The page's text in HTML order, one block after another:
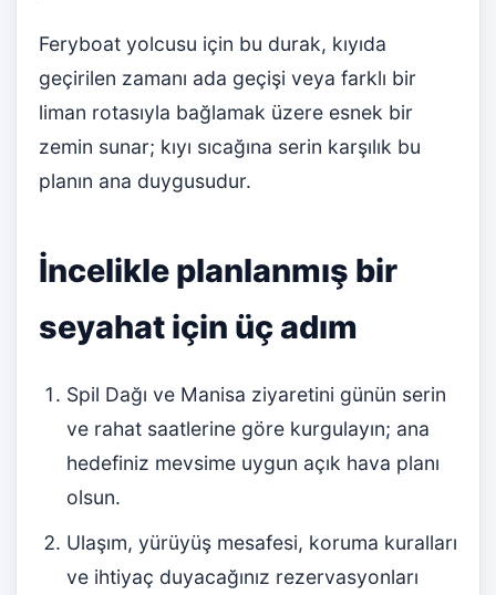
Feryboat yolcusu için bu durak, kıyıda
geçirilen zamanı ada geçişi veya farklı bir
liman rotasıyla bağlamak üzere esnek bir
zemin sunar; kıyı sıcağına serin karşılık bu
planın ana duygusudur.
İncelikle planlanmış bir
seyahat için üç adım
Spil Dağı ve Manisa ziyaretini günün serin
ve rahat saatlerine göre kurgulayın; ana
hedefiniz mevsime uygun açık hava planı
olsun.
Ulaşım, yürüyüş mesafesi, koruma kuralları
ve ihtiyaç duyacağınız rezervasyonları